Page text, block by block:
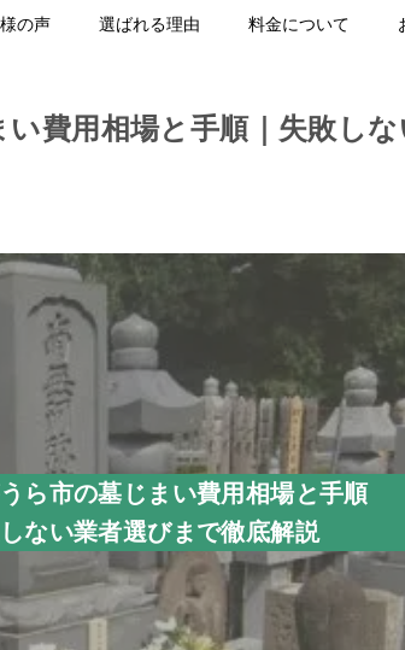
の声 選ばれる理由 料金について
費用相場と手順｜失敗し
ら市の墓じまい費用相場と手順
ない業者選びまで徹底解説